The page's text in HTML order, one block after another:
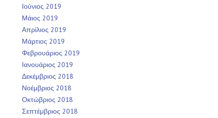
Ιούνιος 2019
Μάιος 2019
Απρίλιος 2019
Μάρτιος 2019
Φεβρουάριος 2019
Ιανουάριος 2019
Δεκέμβριος 2018
Νοέμβριος 2018
Οκτώβριος 2018
Σεπτέμβριος 2018